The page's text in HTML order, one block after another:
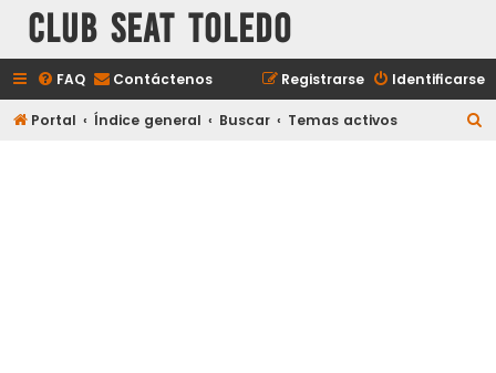
Club Seat Toledo
FAQ Contáctenos Identificarse
Registrarse
Portal Índice general Buscar Temas activos